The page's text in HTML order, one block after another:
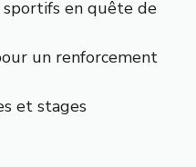
sportifs en quête de
un renforcement
et stages